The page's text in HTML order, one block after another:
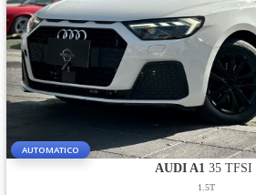
AUTOMATICO
AUDI A1 35 TFSI
1.5T